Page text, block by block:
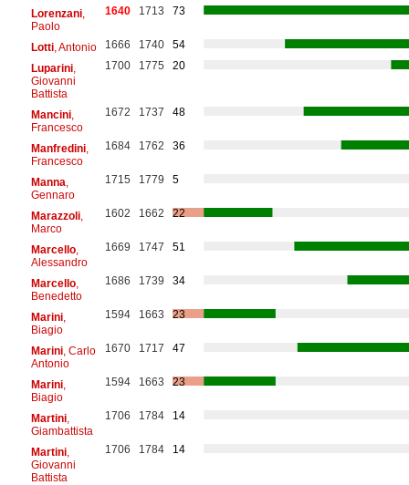
Lorenzani,
Paolo
1640 1713 73
Lotti, Antonio 1666 1740
54
Luparini,
Giovanni
Battista
1700 1775 20
Mancini,
Francesco
1672 1737 48
Manfredini,
Francesco
1684 1762 36
Manna
Gennaro
1715 1779 5
Marazzoli,
Marco
1602 1662 22
Marcello,
Alessandro
1669 1747 51
Marcello,
Benedetto
1686 1739 34
Marini,
Biagio
1594 1663 23
Marini, Carlo
Antonio
1670 1717 47
Marini,
Biagio
1594 1663 23
Martini,
Giambattista
1706 1784 14
Martini,
Giovanni
Battista
1706 1784 14